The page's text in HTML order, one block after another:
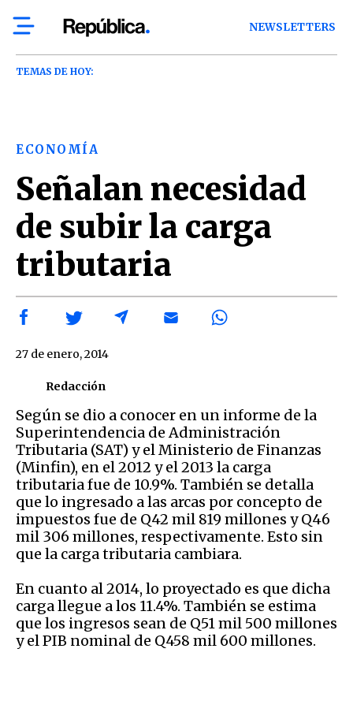
NEWSLETTERS
TEMAS DE HOY:
ECONOMÍA
Señalan necesidad
de subir la carga
tributaria
Redacción
27 de enero, 2014
Según se dio a conocer en un informe de la
Superintendencia de Administración
Tributaria (SAT) y el Ministerio de Finanzas
(Minfin), en el 2012 y el 2013 la carga
tributaria fue de 10.9%. También se detalla
que lo ingresado a las arcas por concepto de
impuestos fue de Q42 mil 819 millones y Q46
mil 306 millones, respectivamente. Esto sin
que la carga tributaria cambiara.
En cuanto al 2014, lo proyectado es que dicha
carga llegue a los 11.4%. También se estima
que los ingresos sean de Q51 mil 500 millones
y el PIB nominal de Q458 mil 600 millones.